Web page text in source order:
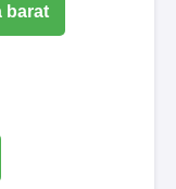
barat